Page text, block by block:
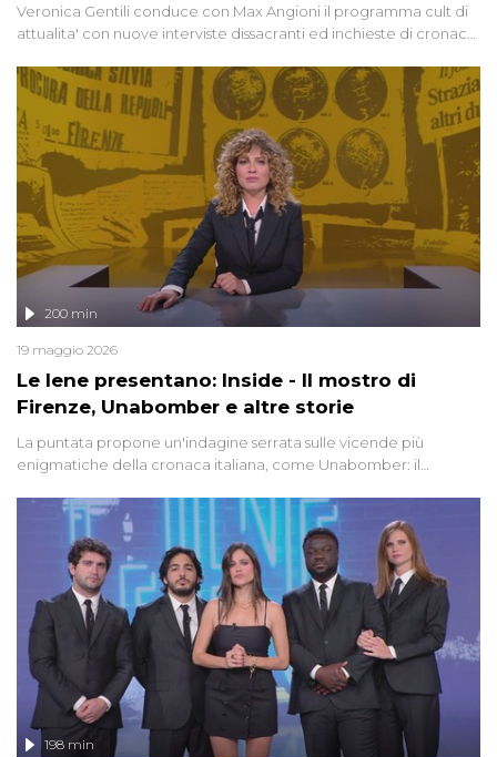
Veronica Gentili conduce con Max Angioni il programma cult di
attualita' con nuove interviste dissacranti ed inchieste di cronaca
Le Iene presentano: Inside - Il mostro di
Firenze, Unabomber e altre storie
200 min
19 maggio 2026
La puntata propone un'indagine serrata sulle vicende più
enigmatiche della cronaca italiana, come Unabomber: il
'90 e il 2000 che, inquietantemente, potrebbe essere ancora in
libertà. Lo speciale affronta inoltre le zone d'ombra sul Mostro di
Firenze, le cui responsabilità appaiono ancora oggi avvolte in un
groviglio di dubbi mai chiariti. Nel corso dello speciale anche
l'intervista inedita a Olindo Romano, realizzata ne...
198 min